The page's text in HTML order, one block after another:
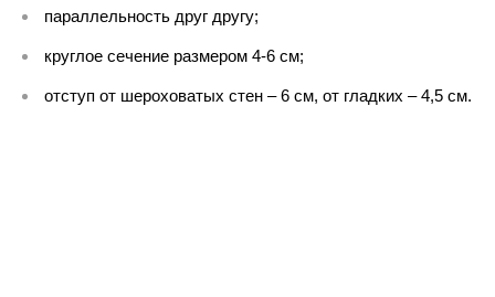
параллельность друг другу;
круглое сечение размером 4-6 см;
отступ от шероховатых стен – 6 см, от гладких – 4,5 см.